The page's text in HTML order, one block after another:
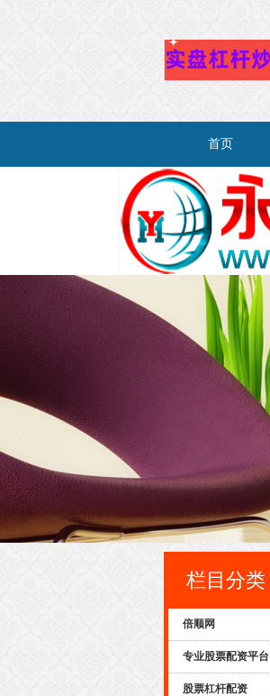
首页
栏目分类
倍顺网
专业股票配资平台
股票杠杆配资